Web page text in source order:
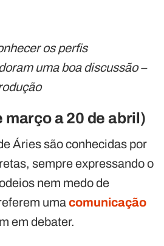
os perfis
uma boa discussão –
março a 20 de abril)
Áries são conhecidas por
sempre expressando o
nem medo de
umacomunicação
em debater.